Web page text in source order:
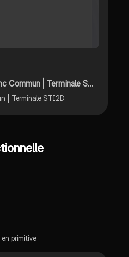
Commun | Terminale STI2D
| Terminale STI2D
primitive